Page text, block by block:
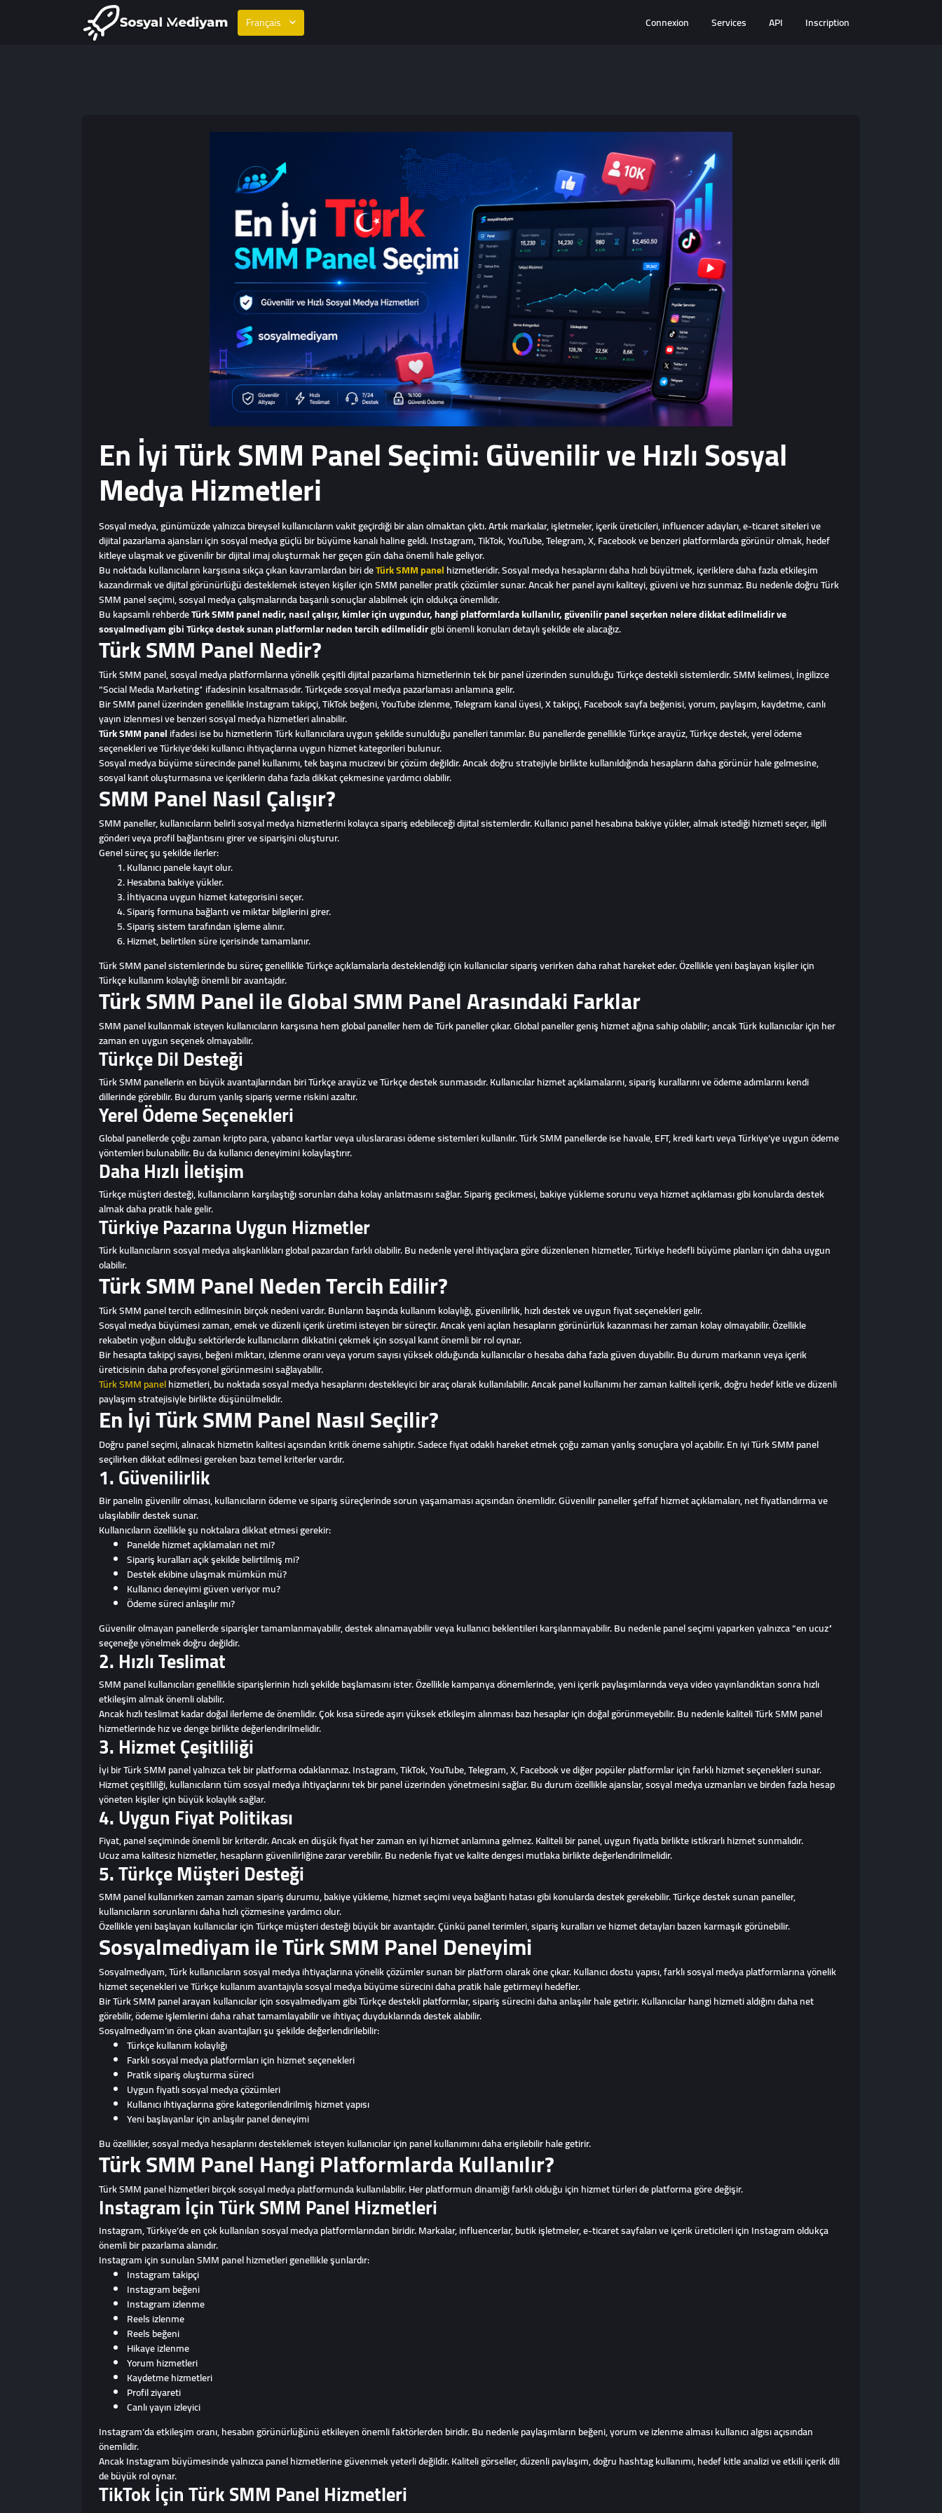
Français Connexion Services API Inscription
En İyi Türk SMM Panel Seçimi: Güvenilir ve Hızlı Sosyal
Medya Hizmetleri
Sosyal medya, günümüzde yalnızca bireysel kullanıcıların vakit geçirdiği bir alan olmaktan çıktı. Artık markalar, işletmeler, içerik üreticileri, influencer adayları, e-ticaret siteleri ve
dijital pazarlama ajansları için sosyal medya güçlü bir büyüme kanalı haline geldi. Instagram, TikTok, YouTube, Telegram, X, Facebook ve benzeri platformlarda görünür olmak, hedef
kitleye ulaşmak ve güvenilir bir dijital imaj oluşturmak her geçen gün daha önemli hale geliyor.
Bu noktada kullanıcıların karşısına sıkça çıkan kavramlardan biri deTürk SMM panelhizmetleridir. Sosyal medya hesaplarını daha hızlı büyütmek, içeriklere daha fazla etkileşim
kazandırmak ve dijital görünürlüğü desteklemek isteyen kişiler için SMM paneller pratik çözümler sunar. Ancak her panel aynı kaliteyi, güveni ve hızı sunmaz. Bu nedenle doğru Türk
SMM panel seçimi, sosyal medya çalışmalarında başarılı sonuçlar alabilmek için oldukça önemlidir.
Bu kapsamlı rehberdeTürk SMM panel nedir, nasıl çalışır, kimler için uygundur, hangi platformlarda kullanılır, güvenilir panel seçerken nelere dikkat edilmelidir ve
sosyalmediyam gibi Türkçe destek sunan platformlar neden tercih edilmelidirgibi önemli konuları detaylı şekilde ele alacağız.
Türk SMM Panel Nedir?
Türk SMM panel, sosyal medya platformlarına yönelik çeşitli dijital pazarlama hizmetlerinin tek bir panel üzerinden sunulduğu Türkçe destekli sistemlerdir. SMM kelimesi, İngilizce
“Social Media Marketing” ifadesinin kısaltmasıdır. Türkçede sosyal medya pazarlaması anlamına gelir.
Bir SMM panel üzerinden genellikle Instagram takipçi, TikTok beğeni, YouTube izlenme, Telegram kanal üyesi, X takipçi, Facebook sayfa beğenisi, yorum, paylaşım, kaydetme, canlı
yayın izlenmesi ve benzeri sosyal medya hizmetleri alınabilir.
Türk SMM panelifadesi ise bu hizmetlerin Türk kullanıcılara uygun şekilde sunulduğu panelleri tanımlar. Bu panellerde genellikle Türkçe arayüz, Türkçe destek, yerel ödeme
seçenekleri ve Türkiye’deki kullanıcı ihtiyaçlarına uygun hizmet kategorileri bulunur.
Sosyal medya büyüme sürecinde panel kullanımı, tek başına mucizevi bir çözüm değildir. Ancak doğru stratejiyle birlikte kullanıldığında hesapların daha görünür hale gelmesine,
sosyal kanıt oluşturmasına ve içeriklerin daha fazla dikkat çekmesine yardımcı olabilir.
SMM Panel Nasıl Çalışır?
SMM paneller, kullanıcıların belirli sosyal medya hizmetlerini kolayca sipariş edebileceği dijital sistemlerdir. Kullanıcı panel hesabına bakiye yükler, almak istediği hizmeti seçer, ilgili
gönderi veya profil bağlantısını girer ve siparişini oluşturur.
Genel süreç şu şekilde ilerler:
Kullanıcı panele kayıt olur.
Hesabına bakiye yükler.
İhtiyacına uygun hizmet kategorisini seçer.
Sipariş formuna bağlantı ve miktar bilgilerini girer.
Sipariş sistem tarafından işleme alınır.
Hizmet, belirtilen süre içerisinde tamamlanır.
Türk SMM panel sistemlerinde bu süreç genellikle Türkçe açıklamalarla desteklendiği için kullanıcılar sipariş verirken daha rahat hareket eder. Özellikle yeni başlayan kişiler için
Türkçe kullanım kolaylığı önemli bir avantajdır.
Türk SMM Panel ile Global SMM Panel Arasındaki Farklar
SMM panel kullanmak isteyen kullanıcıların karşısına hem global paneller hem de Türk paneller çıkar. Global paneller geniş hizmet ağına sahip olabilir; ancak Türk kullanıcılar için her
zaman en uygun seçenek olmayabilir.
Türkçe Dil Desteği
Türk SMM panellerin en büyük avantajlarından biri Türkçe arayüz ve Türkçe destek sunmasıdır. Kullanıcılar hizmet açıklamalarını, sipariş kurallarını ve ödeme adımlarını kendi
dillerinde görebilir. Bu durum yanlış sipariş verme riskini azaltır.
Yerel Ödeme Seçenekleri
Global panellerde çoğu zaman kripto para, yabancı kartlar veya uluslararası ödeme sistemleri kullanılır. Türk SMM panellerde ise havale, EFT, kredi kartı veya Türkiye’ye uygun ödeme
yöntemleri bulunabilir. Bu da kullanıcı deneyimini kolaylaştırır.
Daha Hızlı İletişim
Türkçe müşteri desteği, kullanıcıların karşılaştığı sorunları daha kolay anlatmasını sağlar. Sipariş gecikmesi, bakiye yükleme sorunu veya hizmet açıklaması gibi konularda destek
almak daha pratik hale gelir.
Türkiye Pazarına Uygun Hizmetler
Türk kullanıcıların sosyal medya alışkanlıkları global pazardan farklı olabilir. Bu nedenle yerel ihtiyaçlara göre düzenlenen hizmetler, Türkiye hedefli büyüme planları için daha uygun
olabilir.
Türk SMM Panel Neden Tercih Edilir?
Türk SMM panel tercih edilmesinin birçok nedeni vardır. Bunların başında kullanım kolaylığı, güvenilirlik, hızlı destek ve uygun fiyat seçenekleri gelir.
Sosyal medya büyümesi zaman, emek ve düzenli içerik üretimi isteyen bir süreçtir. Ancak yeni açılan hesapların görünürlük kazanması her zaman kolay olmayabilir. Özellikle
rekabetin yoğun olduğu sektörlerde kullanıcıların dikkatini çekmek için sosyal kanıt önemli bir rol oynar.
Bir hesapta takipçi sayısı, beğeni miktarı, izlenme oranı veya yorum sayısı yüksek olduğunda kullanıcılar o hesaba daha fazla güven duyabilir. Bu durum markanın veya içerik
üreticisinin daha profesyonel görünmesini sağlayabilir.
Türk SMM panelhizmetleri, bu noktada sosyal medya hesaplarını destekleyici bir araç olarak kullanılabilir. Ancak panel kullanımı her zaman kaliteli içerik, doğru hedef kitle ve düzenli
paylaşım stratejisiyle birlikte düşünülmelidir.
En İyi Türk SMM Panel Nasıl Seçilir?
Doğru panel seçimi, alınacak hizmetin kalitesi açısından kritik öneme sahiptir. Sadece fiyat odaklı hareket etmek çoğu zaman yanlış sonuçlara yol açabilir. En iyi Türk SMM panel
seçilirken dikkat edilmesi gereken bazı temel kriterler vardır.
1. Güvenilirlik
Bir panelin güvenilir olması, kullanıcıların ödeme ve sipariş süreçlerinde sorun yaşamaması açısından önemlidir. Güvenilir paneller şeffaf hizmet açıklamaları, net fiyatlandırma ve
ulaşılabilir destek sunar.
Kullanıcıların özellikle şu noktalara dikkat etmesi gerekir:
Panelde hizmet açıklamaları net mi?
Sipariş kuralları açık şekilde belirtilmiş mi?
Destek ekibine ulaşmak mümkün mü?
Kullanıcı deneyimi güven veriyor mu?
Ödeme süreci anlaşılır mı?
Güvenilir olmayan panellerde siparişler tamamlanmayabilir, destek alınamayabilir veya kullanıcı beklentileri karşılanmayabilir. Bu nedenle panel seçimi yaparken yalnızca “en ucuz”
seçeneğe yönelmek doğru değildir.
2. Hızlı Teslimat
SMM panel kullanıcıları genellikle siparişlerinin hızlı şekilde başlamasını ister. Özellikle kampanya dönemlerinde, yeni içerik paylaşımlarında veya video yayınlandıktan sonra hızlı
etkileşim almak önemli olabilir.
Ancak hızlı teslimat kadar doğal ilerleme de önemlidir. Çok kısa sürede aşırı yüksek etkileşim alınması bazı hesaplar için doğal görünmeyebilir. Bu nedenle kaliteli Türk SMM panel
hizmetlerinde hız ve denge birlikte değerlendirilmelidir.
3. Hizmet Çeşitliliği
İyi bir Türk SMM panel yalnızca tek bir platforma odaklanmaz. Instagram, TikTok, YouTube, Telegram, X, Facebook ve diğer popüler platformlar için farklı hizmet seçenekleri sunar.
Hizmet çeşitliliği, kullanıcıların tüm sosyal medya ihtiyaçlarını tek bir panel üzerinden yönetmesini sağlar. Bu durum özellikle ajanslar, sosyal medya uzmanları ve birden fazla hesap
yöneten kişiler için büyük kolaylık sağlar.
4. Uygun Fiyat Politikası
Fiyat, panel seçiminde önemli bir kriterdir. Ancak en düşük fiyat her zaman en iyi hizmet anlamına gelmez. Kaliteli bir panel, uygun fiyatla birlikte istikrarlı hizmet sunmalıdır.
Ucuz ama kalitesiz hizmetler, hesapların güvenilirliğine zarar verebilir. Bu nedenle fiyat ve kalite dengesi mutlaka birlikte değerlendirilmelidir.
5. Türkçe Müşteri Desteği
SMM panel kullanırken zaman zaman sipariş durumu, bakiye yükleme, hizmet seçimi veya bağlantı hatası gibi konularda destek gerekebilir. Türkçe destek sunan paneller,
kullanıcıların sorunlarını daha hızlı çözmesine yardımcı olur.
Özellikle yeni başlayan kullanıcılar için Türkçe müşteri desteği büyük bir avantajdır. Çünkü panel terimleri, sipariş kuralları ve hizmet detayları bazen karmaşık görünebilir.
Sosyalmediyam ile Türk SMM Panel Deneyimi
Sosyalmediyam, Türk kullanıcıların sosyal medya ihtiyaçlarına yönelik çözümler sunan bir platform olarak öne çıkar. Kullanıcı dostu yapısı, farklı sosyal medya platformlarına yönelik
hizmet seçenekleri ve Türkçe kullanım avantajıyla sosyal medya büyüme sürecini daha pratik hale getirmeyi hedefler.
Bir Türk SMM panel arayan kullanıcılar için sosyalmediyam gibi Türkçe destekli platformlar, sipariş sürecini daha anlaşılır hale getirir. Kullanıcılar hangi hizmeti aldığını daha net
görebilir, ödeme işlemlerini daha rahat tamamlayabilir ve ihtiyaç duyduklarında destek alabilir.
Sosyalmediyam’ın öne çıkan avantajları şu şekilde değerlendirilebilir:
Türkçe kullanım kolaylığı
Farklı sosyal medya platformları için hizmet seçenekleri
Pratik sipariş oluşturma süreci
Uygun fiyatlı sosyal medya çözümleri
Kullanıcı ihtiyaçlarına göre kategorilendirilmiş hizmet yapısı
Yeni başlayanlar için anlaşılır panel deneyimi
Bu özellikler, sosyal medya hesaplarını desteklemek isteyen kullanıcılar için panel kullanımını daha erişilebilir hale getirir.
Türk SMM Panel Hangi Platformlarda Kullanılır?
Türk SMM panel hizmetleri birçok sosyal medya platformunda kullanılabilir. Her platformun dinamiği farklı olduğu için hizmet türleri de platforma göre değişir.
Instagram İçin Türk SMM Panel Hizmetleri
Instagram, Türkiye’de en çok kullanılan sosyal medya platformlarından biridir. Markalar, influencerlar, butik işletmeler, e-ticaret sayfaları ve içerik üreticileri için Instagram oldukça
önemli bir pazarlama alanıdır.
Instagram için sunulan SMM panel hizmetleri genellikle şunlardır:
Instagram takipçi
Instagram beğeni
Instagram izlenme
Reels izlenme
Reels beğeni
Hikaye izlenme
Yorum hizmetleri
Kaydetme hizmetleri
Profil ziyareti
Canlı yayın izleyici
Instagram’da etkileşim oranı, hesabın görünürlüğünü etkileyen önemli faktörlerden biridir. Bu nedenle paylaşımların beğeni, yorum ve izlenme alması kullanıcı algısı açısından
önemlidir.
Ancak Instagram büyümesinde yalnızca panel hizmetlerine güvenmek yeterli değildir. Kaliteli görseller, düzenli paylaşım, doğru hashtag kullanımı, hedef kitle analizi ve etkili içerik dili
de büyük rol oynar.
TikTok İçin Türk SMM Panel Hizmetleri